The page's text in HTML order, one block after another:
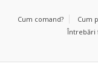
Cum comand? Cum
Întrebări